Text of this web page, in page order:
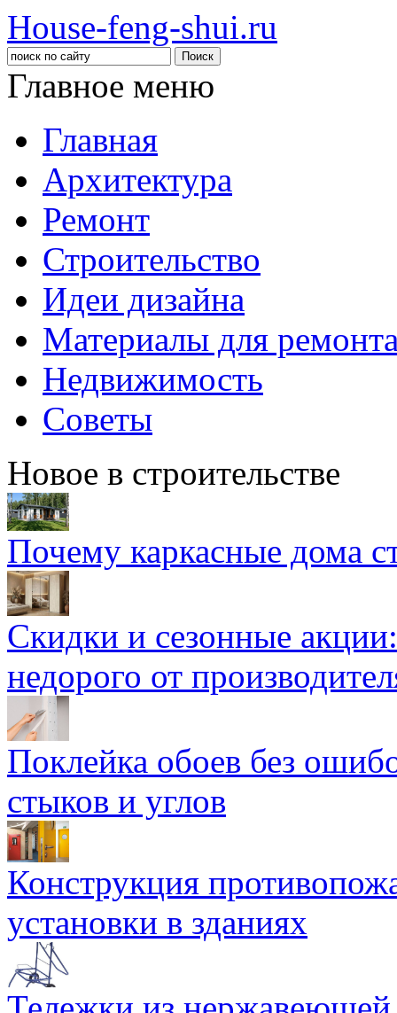
House-feng-shui.ru
Главное меню
Главная
Архитектура
Ремонт
Строительство
Идеи дизайна
Материалы для
Недвижимость
Советы
Новое в строительстве
Почему каркасные дома
Скидки и сезонные
недорого от
Поклейка обоев без
стыков и углов
Конструкция
установки в зданиях